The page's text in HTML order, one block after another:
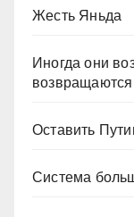
Жесть Яньда
Иногда они
возвращаются
Оставить
Система